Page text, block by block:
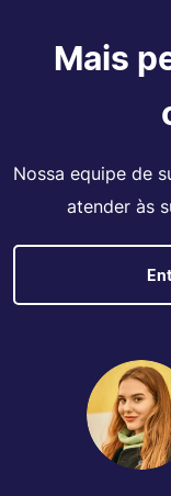
Mais
Nossa equipe de
atender às